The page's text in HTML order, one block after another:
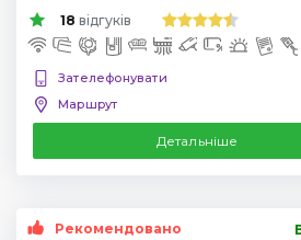
18 відгуків
Зателефонувати
Маршрут
Детальніше
Рекомендовано